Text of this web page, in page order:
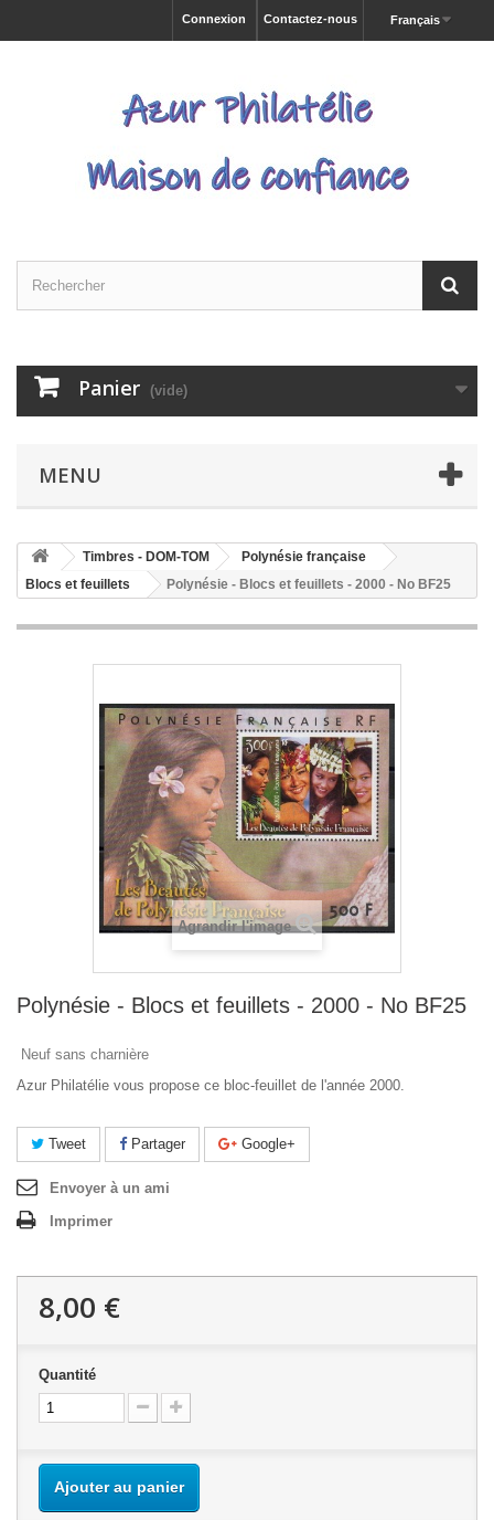
Français
Contactez-nous
Connexion
Panier (vide)
MENU
Timbres - DOM-TOM
Polynésie française
Blocs et feuillets
Polynésie - Blocs et feuillets - 2000 - No BF25
Agrandir l'image
Polynésie - Blocs et feuillets - 2000 - No BF25
Neuf sans charnière
Azur Philatélie vous propose ce bloc-feuillet de l'année 2000.
Tweet Partager Google+
Envoyer à un ami
Imprimer
8,00 €
Quantité
Ajouter au panier